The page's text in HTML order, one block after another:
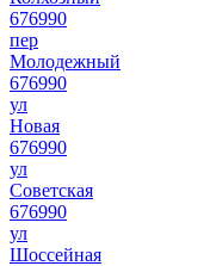
676990
пер
Молодежный
676990
ул
Новая
676990
ул
Советская
676990
ул
Шоссейная